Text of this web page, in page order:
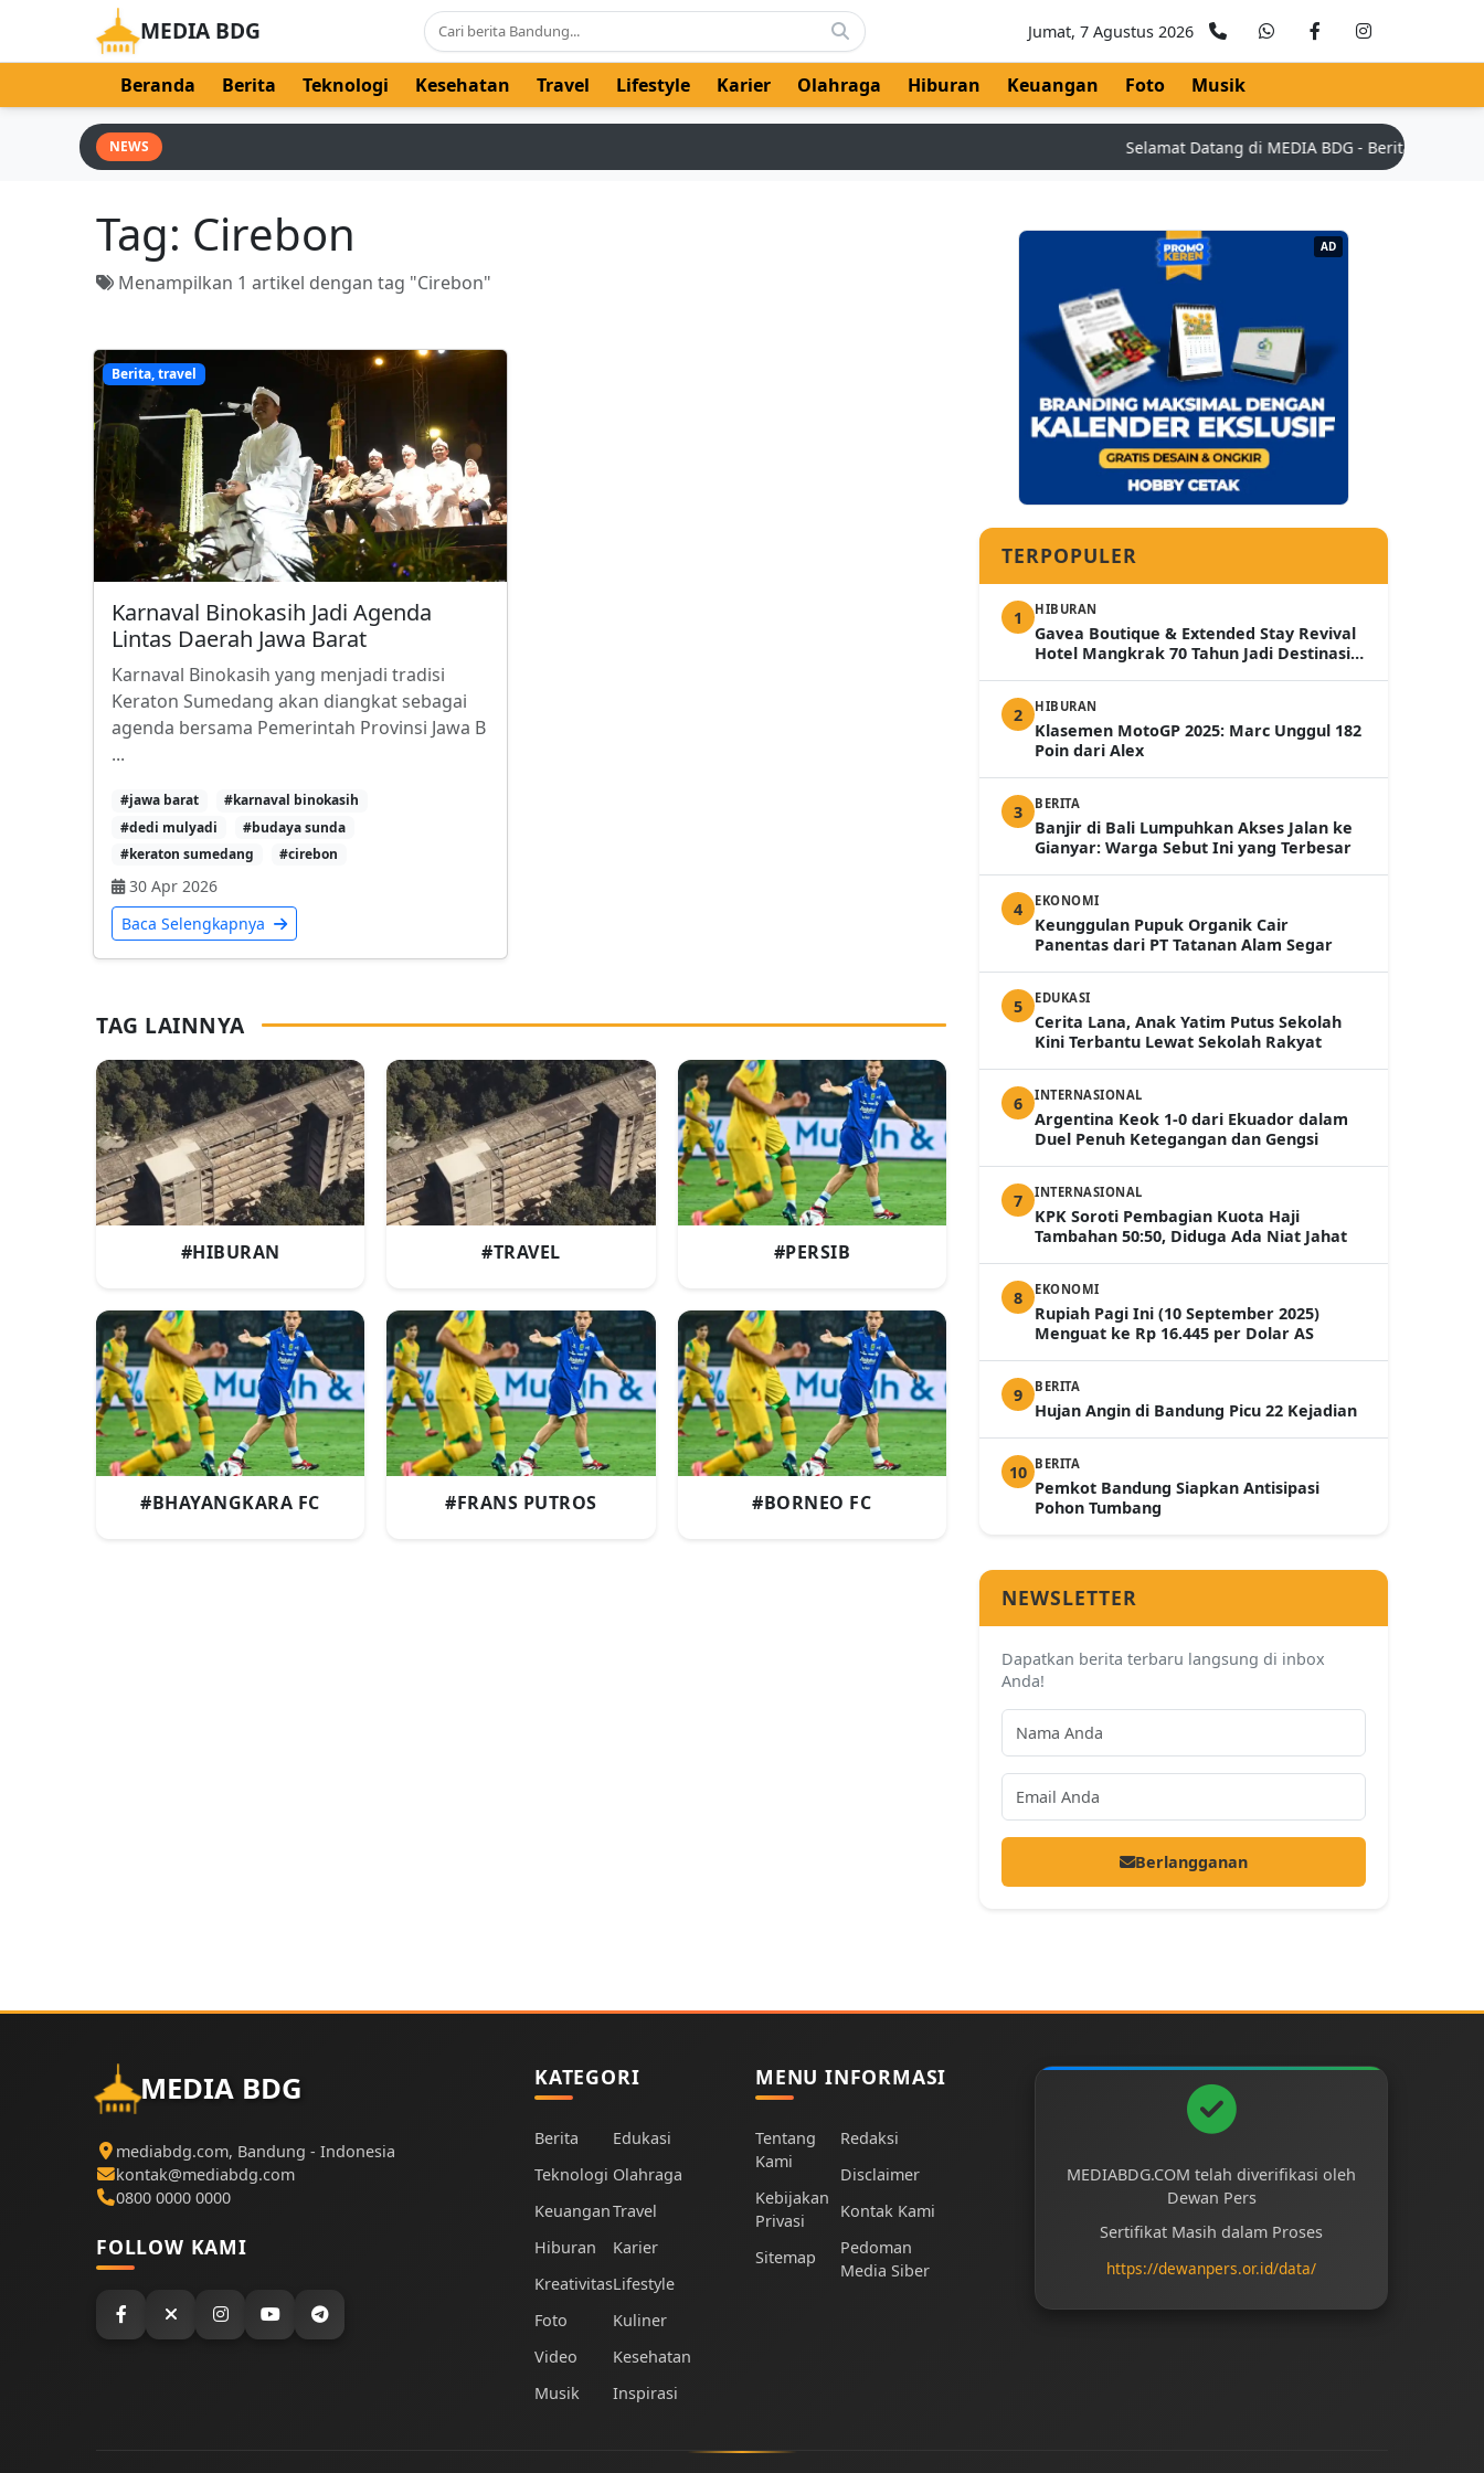
MEDIA BDG Jumat, 7 Agustus 2026
Beranda Berita Teknologi Kesehatan Travel Lifestyle Karier Olahraga Hiburan Keuangan Foto Musik
NEWS Selamat Datang di MEDIA BDG - Berita
Tag: Cirebon
Menampilkan 1 artikel dengan tag "Cirebon"
Berita, travel
Karnaval Binokasih Jadi Agenda
Lintas Daerah Jawa Barat
Karnaval Binokasih yang menjadi tradisi
Keraton Sumedang akan diangkat sebagai
agenda bersama Pemerintah Provinsi Jawa B
...
#jawa barat
#karnaval binokasih
#dedi mulyadi
#budaya sunda
#keraton sumedang
#cirebon
30 Apr 2026
Baca Selengkapnya
TAG LAINNYA
#HIBURAN #TRAVEL #PERSIB
#BHAYANGKARA FC #FRANS PUTROS #BORNEO FC
AD
TERPOPULER
1 HIBURAN
Gavea Boutique & Extended Stay Revival
Hotel Mangkrak 70 Tahun Jadi Destinasi
2
HIBURAN
Klasemen MotoGP 2025: Marc Unggul 182
Poin dari Alex
3 BERITA
Banjir di Bali Lumpuhkan Akses Jalan ke
Gianyar: Warga Sebut Ini yang Terbesar
4 EKONOMI
Keunggulan Pupuk Organik Cair
Panentas dari PT Tatanan Alam Segar
5 EDUKASI
Cerita Lana, Anak Yatim Putus Sekolah
Kini Terbantu Lewat Sekolah Rakyat
6 INTERNASIONAL
Argentina Keok 1-0 dari Ekuador dalam
Duel Penuh Ketegangan dan Gengsi
7 INTERNASIONAL
KPK Soroti Pembagian Kuota Haji
Tambahan 50:50, Diduga Ada Niat Jahat
8 EKONOMI
Rupiah Pagi Ini (10 September 2025)
Menguat ke Rp 16.445 per Dolar AS
9 BERITA
Hujan Angin di Bandung Picu 22 Kejadian
10 BERITA
Pemkot Bandung Siapkan Antisipasi
Pohon Tumbang
NEWSLETTER
Dapatkan berita terbaru langsung di inbox
Anda!
Berlangganan
MEDIA BDG
mediabdg.com, Bandung - Indonesia
kontak@mediabdg.com
0800 0000 0000
FOLLOW KAMI
KATEGORI
Berita
Teknologi
Keuangan
Hiburan
Kreativitas
Foto
Video
Musik
Edukasi
Olahraga
Travel
Karier
Lifestyle
Kuliner
Kesehatan
Inspirasi
MENU INFORMASI
Tentang
Kami
Kebijakan
Privasi
Sitemap
Redaksi
Disclaimer
Kontak Kami
Pedoman
Media Siber
MEDIABDG.COM telah diverifikasi oleh
Dewan Pers
Sertifikat Masih dalam Proses
https://dewanpers.or.id/data/